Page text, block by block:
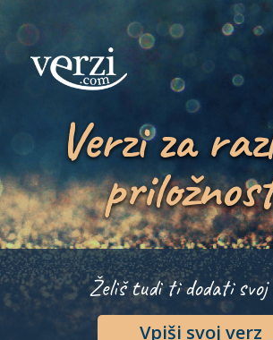
Verzi za
Želiš tudi ti dodati svoj
Vpiši svoj verz